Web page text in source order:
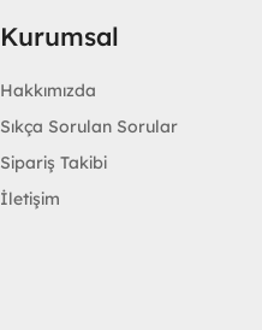
Kurumsal
Hakkımızda
Sıkça Sorulan Sorular
Sipariş Takibi
İletişim